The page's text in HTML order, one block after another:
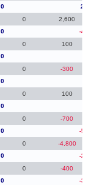
0
0 2,600
0
-
0 100
0
0 -300
0
0 100
0
0 -700
0
-
0 -4,800
0
-
0 -400
0
-